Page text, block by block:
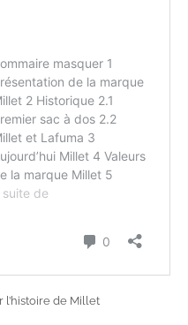
l’histoire de Millet